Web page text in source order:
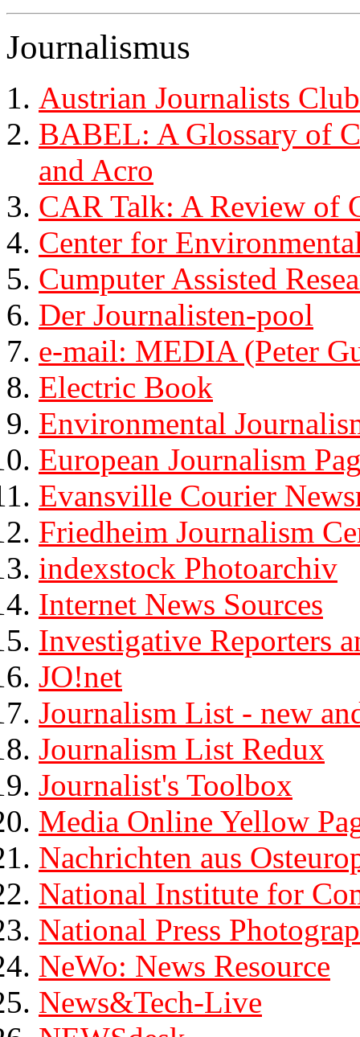
Journalismus
Austrian Journalists
BABEL: A Glossary of
and Acro
CAR Talk: A Review of
Center for
Cumputer Assisted
Der Journalisten-pool
e-mail: MEDIA (Peter
Electric Book
Environmental
European Journalism
Evansville Courier
Friedheim Journalism
indexstock Photoarchiv
Internet News Sources
Investigative Reporters
JO!net
Journalism List - new
Journalism List Redux
Journalist's Toolbox
Media Online Yellow
Nachrichten aus
National Institute for
National Press
NeWo: News Resource
News&Tech-Live